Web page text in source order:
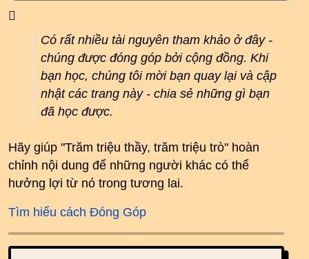
Có rất nhiều tài nguyên tham khảo ở đây -
chúng được đóng góp bởi cộng đồng. Khi
bạn học, chúng tôi mời bạn quay lại và cập
nhật các trang này - chia sẻ những gì bạn
đã học được.
Hãy giúp "Trăm triệu thầy, trăm triệu trò" hoàn
chỉnh nội dung để những người khác có thể
hưởng lợi từ nó trong tương lai.
Tìm hiểu cách Đóng Góp